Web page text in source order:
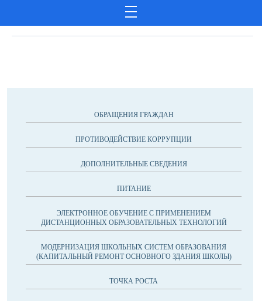
ОБРАЩЕНИЯ ГРАЖДАН
ПРОТИВОДЕЙСТВИЕ КОРРУПЦИИ
ДОПОЛНИТЕЛЬНЫЕ СВЕДЕНИЯ
ПИТАНИЕ
ЭЛЕКТРОННОЕ ОБУЧЕНИЕ С ПРИМЕНЕНИЕМ
ДИСТАНЦИОННЫХ ОБРАЗОВАТЕЛЬНЫХ ТЕХНОЛОГИЙ
МОДЕРНИЗАЦИЯ ШКОЛЬНЫХ СИСТЕМ ОБРАЗОВАНИЯ
(КАПИТАЛЬНЫЙ РЕМОНТ ОСНОВНОГО ЗДАНИЯ ШКОЛЫ)
ТОЧКА РОСТА